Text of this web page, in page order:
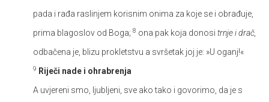
pada i rađa raslinjem korisnim onima za koje se i obrađuje,
prima blagoslov od Boga; 8 ona pak koja donosi trnje i drač,
odbačena je, blizu prokletstvu a svršetak joj je: »U oganj!«
9 Riječi nade i ohrabrenja
A uvjereni smo, ljubljeni, sve ako tako i govorimo, da je s